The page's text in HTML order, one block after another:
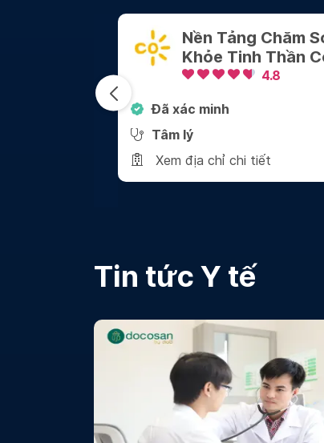
Chăm Sóc Sức
Công Ty
Vấn Tâm
Đã xác minh
Xem địa chỉ chi tiết
Tin tức Y tế